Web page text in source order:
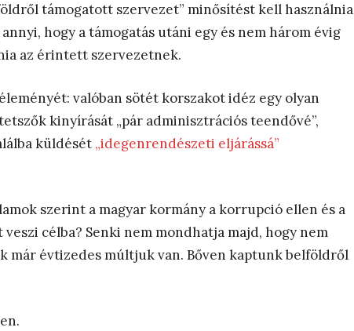
támogatott szervezet” minősítést kell használnia
hogy a támogatás utáni egy és nem három évig
az érintett szervezetnek.
valóban sötét korszakot idéz egy olyan
kinyírását „pár adminisztrációs teendővé”,
küldését „idegenrendészeti eljárássá”
szerint a magyar kormány a korrupció ellen és a
célba? Senki nem mondhatja majd, hogy nem
már évtizedes múltjuk van. Bőven kaptunk belföldről